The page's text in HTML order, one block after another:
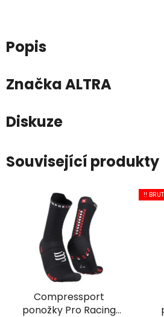
Popis
ZnačkaALTRA
Diskuze
Související produkty
Compressport
ponožky Pro Racing
!!